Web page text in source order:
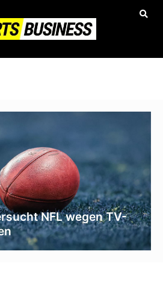
NFL wegen TV-